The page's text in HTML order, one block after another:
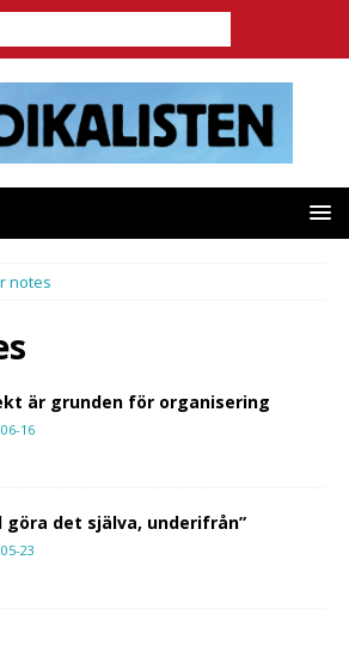
notes
är grunden för organisering
16
göra det själva, underifrån”
23